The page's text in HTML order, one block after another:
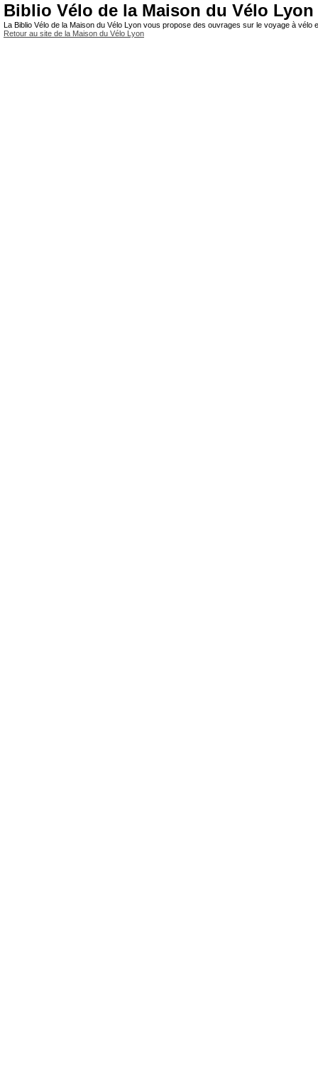
Biblio Vélo de la Maison du Vélo Lyon
La Biblio Vélo de la Maison du Vélo Lyon vous propose des ouvrages sur le voyage à
Retour au site de la Maison du Vélo Lyon